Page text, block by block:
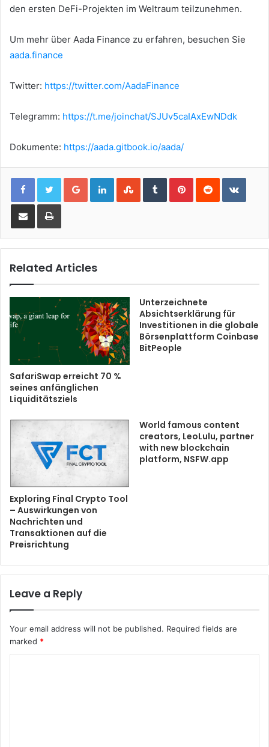
den ersten DeFi-Projekten im Weltraum teilzunehmen.
Um mehr über Aada Finance zu erfahren, besuchen Sie
aada.finance
Twitter: https://twitter.com/AadaFinance
Telegramm: https://t.me/joinchat/SJUv5caIAxEwNDdk
Dokumente: https://aada.gitbook.io/aada/
Google+LinkedInStumbleUpon
TumblrPinterestReddit
Share via Email Print
Related Articles
SafariSwap erreicht 70 %
seines anfänglichen
Liquiditätsziels
Unterzeichnete
Absichtserklärung für
Investitionen in die globale
Börsenplattform Coinbase
BitPeople
Exploring Final Crypto Tool
– Auswirkungen von
Nachrichten und
Transaktionen auf die
Preisrichtung
World famous content
creators, LeoLulu, partner
with new blockchain
platform, NSFW.app
Leave a Reply
Your email address will not be published. Required fields are
marked *